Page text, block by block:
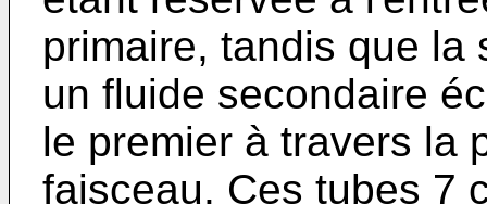
primaire, tandis que la
un fluide secondaire
le premier à travers la
faisceau. Ces tubes 7